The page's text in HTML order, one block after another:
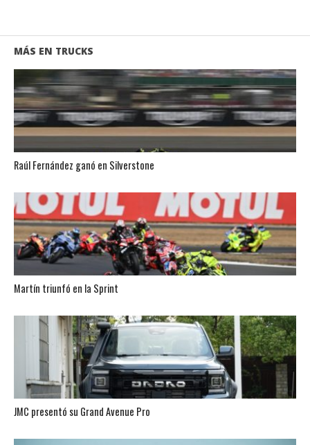
MÁS EN TRUCKS
Raúl Fernández ganó en Silverstone
Martín triunfó en la Sprint
JMC presentó su Grand Avenue Pro